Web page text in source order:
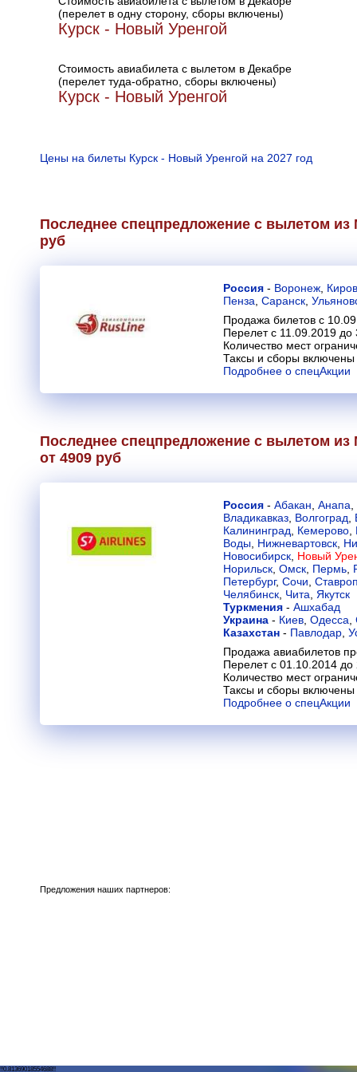
(перелет в одну сторону, сборы включены)
Курск - Новый Уренгой
Стоимость авиабилета с вылетом в Декабре
(перелет туда-обратно, сборы включены)
Курск - Новый Уренгой
Цены на билеты Курск - Новый Уренгой на 2027 год
Последнее спецпредложение с вылетом из
руб
Россия - Воронеж Киров
Пенза Саранск
Продажа билетов с
Перелет с 11.09.2019 до
Количество мест
Таксы и сборы включены
Подробнее о спецАкции
Последнее спецпредложение с вылетом
от 4909 руб
Россия - Абакан Анапа
Владикавказ Волгоград
Калининград
Кемерово
Воды Нижневартовск
Новосибирск Новый
Норильск Омск Пермь
Петербург, Сочи
Челябинск Чита
Якутск
Туркмения - Ашхабад
Украина - Киев Одесса
Казахстан - Павлодар
Продажа авиабилетов
Перелет с 01.10.2014 до
Количество мест
Таксы и сборы включены
Подробнее о спецАкции
Предложения наших партнеров:
!!0.81369018554688!!